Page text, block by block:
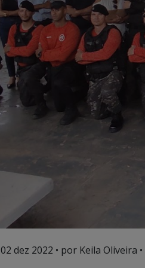
02 dez 2022 • por Keila Oliveira •